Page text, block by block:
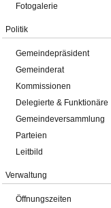
Fotogalerie
Politik
Gemeindepräsident
Gemeinderat
Kommissionen
Delegierte & Funktionäre
Gemeindeversammlung
Parteien
Leitbild
Verwaltung
Öffnungszeiten